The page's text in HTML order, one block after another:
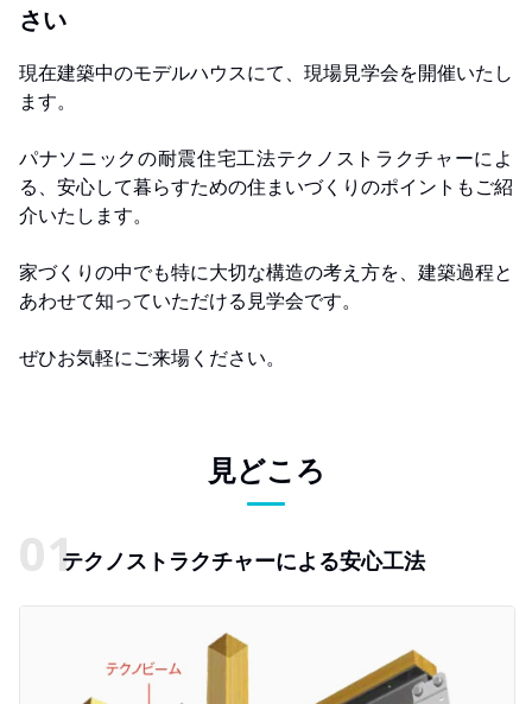
さい
現在建築中のモデルハウスにて、現場見学会を開催いたし
ます。
パナソニックの耐震住宅工法テクノストラクチャーによ
る、安心して暮らすための住まいづくりのポイントもご紹
介いたします。
家づくりの中でも特に大切な構造の考え方を、建築過程と
あわせて知っていただける見学会です。
ぜひお気軽にご来場ください。
見どころ
テクノストラクチャーによる安心工法